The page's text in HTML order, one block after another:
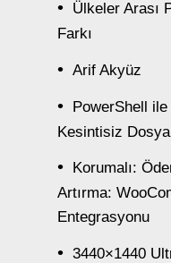
Ülkeler Arası
Farkı
Arif Akyüz
PowerShell
Kesintisiz
Korumalı:
Artırma:
Entegrasyonu
3440×1440